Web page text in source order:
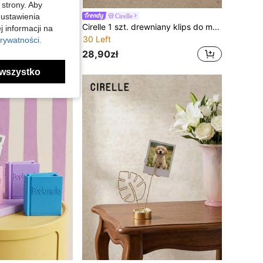
do notatek i zdjęć, drewniany stojak na wizytówki, do postawienia na biurku/w biurze/z zawieszką, niezbędnik do biura na powrót do szkoły
Cirelle
Cirelle 1 szt. drewniany klips do menu z orzecha/sapeli, klips do notatek, drewniany uchwyt na rachunek kasowy, holder na rachunek, odpowiedni do restauracji/jadłodajni/kawiarni/kuchni/użytku domowego
30 Left
28,90zł
Aby
informacji na